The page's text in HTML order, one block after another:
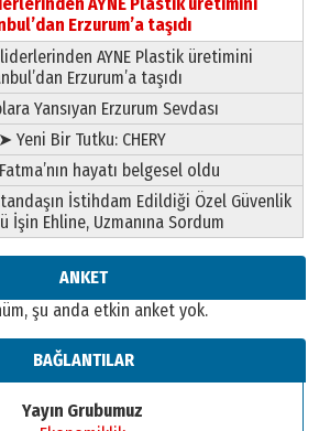
2026 PazarErzurum’a taşıdı
AYNE Plastik üretimini
Erzurum’a taşıdı
Yansıyan Erzurum Sevdası
➤ Yeni Bir Tutku: CHERY
hayatı belgesel oldu
İstihdam Edildiği Özel Güvenlik
İşin Ehline, Uzmanına Sordum
ANKET
şu anda etkin anket yok.
BAĞLANTILAR
Yayın Grubumuz